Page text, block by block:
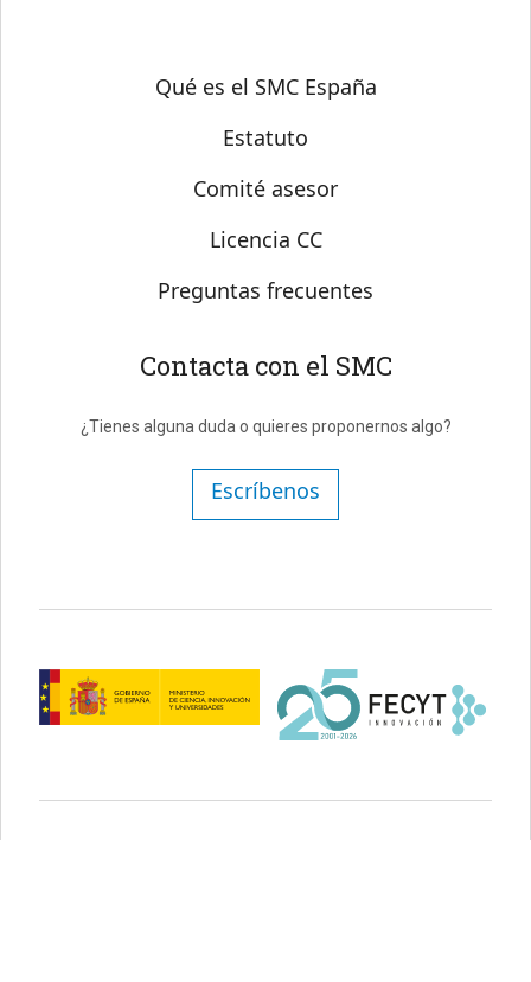
Sobre SMC España
Qué es el SMC España
Estatuto
Comité asesor
Licencia CC
Preguntas frecuentes
Contacta con el SMC
¿Tienes alguna duda o quieres proponernos algo?
Escríbenos